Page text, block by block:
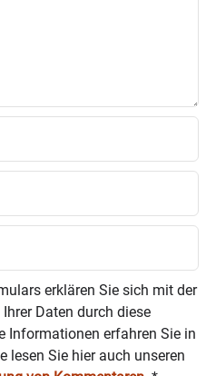
erklären Sie sich mit der
Daten durch diese
Informationen erfahren Sie in
lesen Sie hier auch unseren